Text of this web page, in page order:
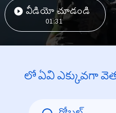
వీడియో చూడండి
01:31
లో ఏవి ఎక్కువగా